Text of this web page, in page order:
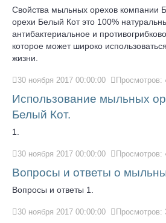
Свойства мыльных орехов компании
орехи Белый Кот это 100%
антибактериальное и
которое может широко
жизни.
30 ноября 2017 00:00:00 Просмотров:
Использование мыльных
Белый Кот.
1.
30 ноября 2017 00:00:00 Просмотров:
Вопросы и ответы о
Вопросы и ответы 1.
30 ноября 2017 00:00:00 Просмотров: